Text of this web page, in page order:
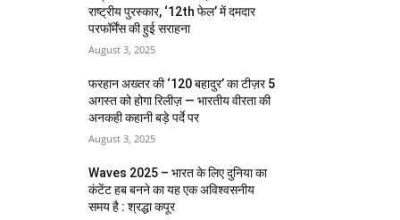
राष्ट्रीय पुरस्कार, ‘12th फेल’ में दमदार
परफॉर्मेंस की हुई सराहना
August 3, 2025
फरहान अख्तर की ‘120 बहादुर’ का टीज़र 5
अगस्त को होगा रिलीज़ — भारतीय वीरता की
अनकही कहानी बड़े पर्दे पर
August 3, 2025
Waves 2025 – भारत के लिए दुनिया का
कंटेंट हब बनने का यह एक अविश्वसनीय
समय है : श्रद्धा कपूर